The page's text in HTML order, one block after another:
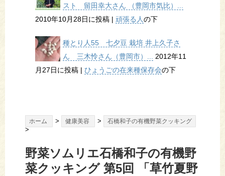
スト 留田幸大さん （豊岡市気比）...
2010年10月28日に投稿 | 頑張る人の下
種とり人55 七夕豆 栽培 井上久子さ
ん 三木怜さん（豊岡市）... 2012年11
月27日に投稿 | ひょうごの在来種保存会の下
ホーム > 健康美容 > 石橋和子の有機野菜クッキング
>
野菜ソムリエ石橋和子の有機野
菜クッキング 第5回 「草竹夏野